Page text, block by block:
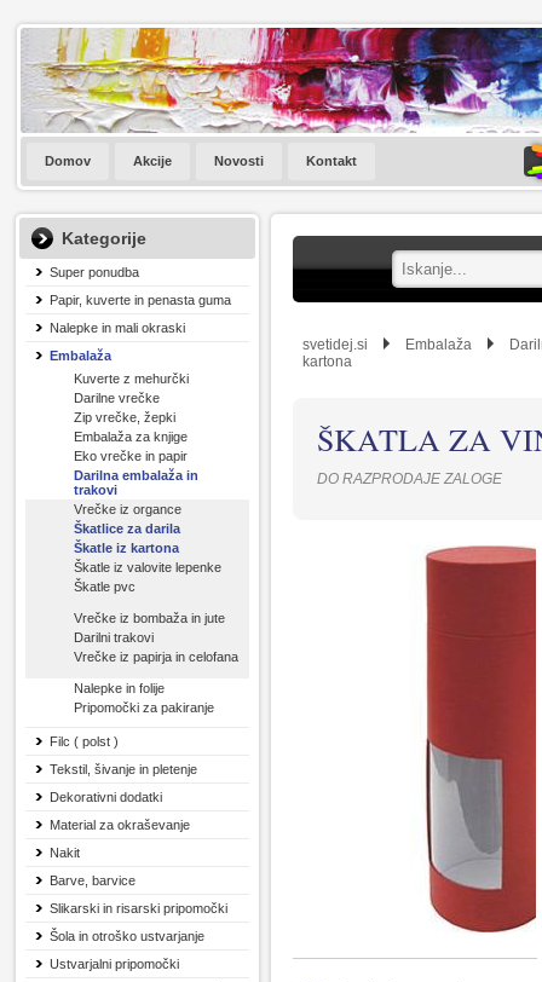
Domov Akcije Novosti Kontakt
Kategorije
Super ponudba
Papir, kuverte in penasta guma
Nalepke in mali okraski
Embalaža
Kuverte z mehurčki
Darilne vrečke
Zip vrečke, žepki
Embalaža za knjige
Eko vrečke in papir
Darilna embalaža in
trakovi
Vrečke iz organce
Škatlice za darila
Škatle iz kartona
Škatle iz valovite lepenke
Škatle pvc
Vrečke iz bombaža in jute
Darilni trakovi
Vrečke iz papirja in celofana
Nalepke in folije
Pripomočki za pakiranje
Filc ( polst )
Tekstil, šivanje in pletenje
Dekorativni dodatki
Material za okraševanje
Nakit
Barve, barvice
Slikarski in risarski pripomočki
Šola in otroško ustvarjanje
Ustvarjalni pripomočki
svetidej.si Embalaža
kartona
ŠKATLA ZA
DO RAZPRODAJE ZALOGE